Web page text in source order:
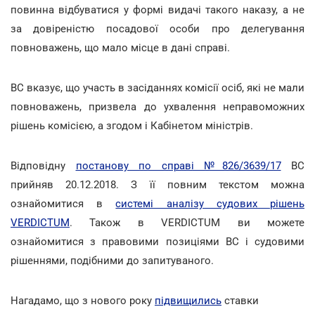
повинна відбуватися у формі видачі такого наказу, а не
за довіреністю посадової особи про делегування
повноважень, що мало місце в дані справі.
ВС вказує, що участь в засіданнях комісії осіб, які не мали
повноважень, призвела до ухвалення неправоможних
рішень комісією, а згодом і Кабінетом міністрів.
Відповідну постанову по справі №826/3639/17ВС
прийняв 20.12.2018. З її повним текстом можна
ознайомитися всистемі аналізу судових рішень
VERDICTUM. Також в VERDICTUM ви можете
ознайомитися з правовими позиціями ВС і судовими
рішеннями, подібними до запитуваного.
Нагадамо, що з нового року підвищились ставки